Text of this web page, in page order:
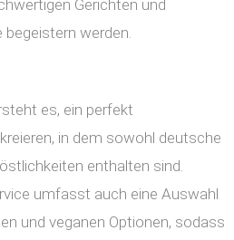
Gerichten und
begeistern werden.
es, ein perfekt
in dem sowohl deutsche
enthalten sind.
umfasst auch eine Auswahl
und veganen Optionen, sodass